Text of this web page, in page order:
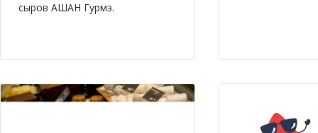
сыров АШАН Гурмэ.